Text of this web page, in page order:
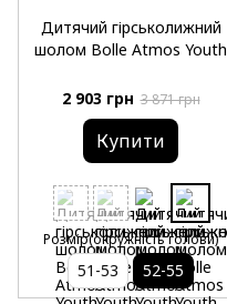
Дитячий гірськолижний
шолом Bolle Atmos Youth
2 903 грн 3 871 грн
Купити
Розмір(окружність голови)
51-53 52-55